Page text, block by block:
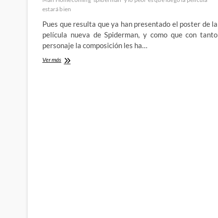
estará bien
Pues que resulta que ya han presentado el poster de la
película nueva de Spiderman, y como que con tanto
personaje la composición les ha…
Ver másEn